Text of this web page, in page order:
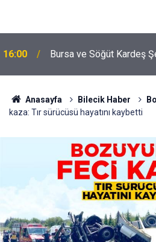
16:00 Bursa ve Söğüt Kardeş
Anasayfa Bilecik Haber
kaza: Tır sürücüsü hayatını kaybetti